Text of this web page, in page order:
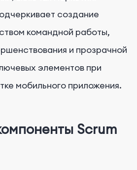
создание
командной работы,
и прозрачной
элементов при
мобильного приложения.
Scrum